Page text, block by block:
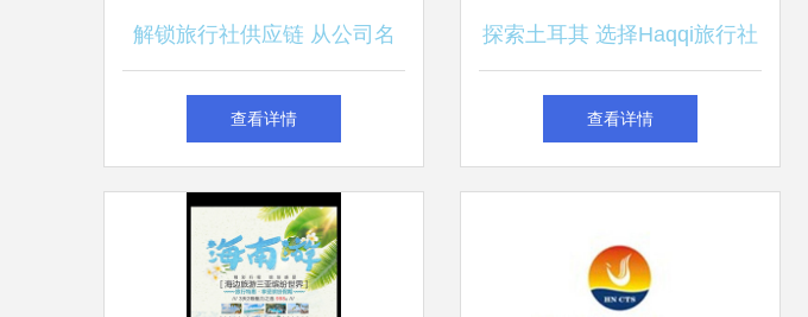
解锁旅行社供应链 从公司名
录到优质供应商的一站式指南
查看详情
探索土耳其 选择Haqqi旅行社
的五大理由
查看详情